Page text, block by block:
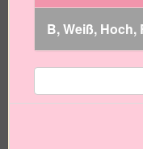
B, Weiß, Hoch,